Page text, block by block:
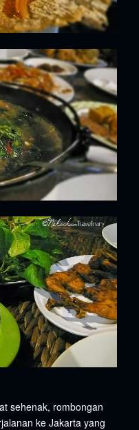
sehenak, rombongan
ke Jakarta yang